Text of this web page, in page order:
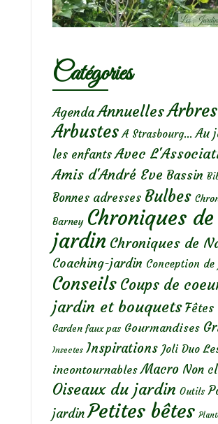
Catégories
Agenda Annuelles
Arbustes A Strasbourg... Au
les enfants Avec
Amis d'André Eve Bassin
Bonnes adresses Bulbes
Barney Chroniques
jardin Chroniques de
Coaching-jardin Conception
Conseils Coups de
jardin et bouquets Fêtes
Garden faux pas Gourmandises
Insectes Inspirations Joli Duo
incontournables Macro Non
Oiseaux du jardin Outils
jardin Petites bêtes